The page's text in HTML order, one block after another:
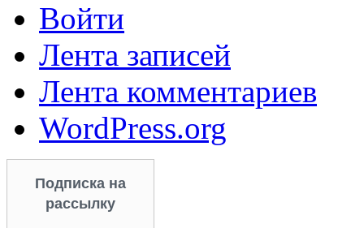
Войти
Лента записей
Лента комментариев
WordPress.org
Подписка на
рассылку